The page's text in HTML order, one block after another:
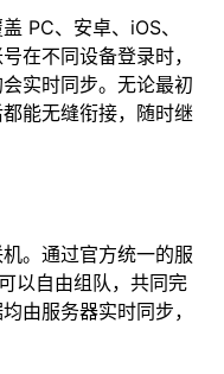
PC、安卓、iOS、
在不同设备登录时，
实时同步。无论最初
能无缝衔接，随时继
。通过官方统一的服
以自由组队，共同完
由服务器实时同步，